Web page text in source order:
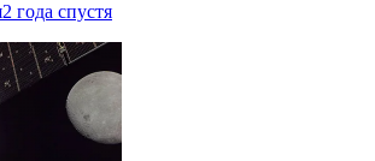
2 года спустя